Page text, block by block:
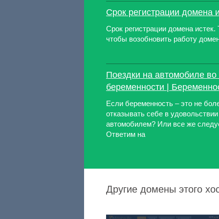
Срок регистрации домена
Срок регистрации домена
чтобы возобновить работу
Поездки на автомобиле
беременности |
Если беременность – это не
отказывать себе в
автомобилем? Или все же
Ответим на
Другие домены этого